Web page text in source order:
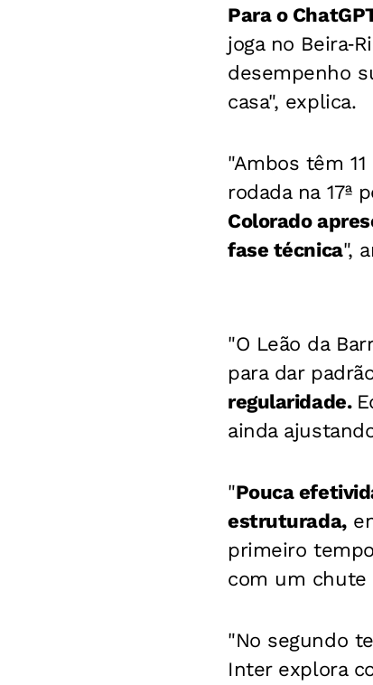
Para o
joga no
desempenho
casa", explica.
"Ambos têm
rodada na 17ª
Colorado
fase técnica",
"O Leão da
para dar
regularidade.
ainda
"Pouca
estruturada,
primeiro
com um chute
"No segundo
Inter explora